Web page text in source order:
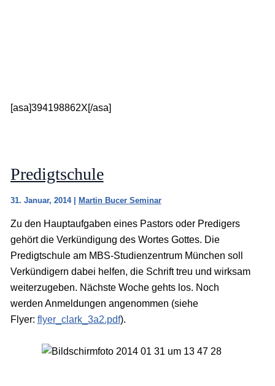
[asa]394198862X[/asa]
Predigtschule
31. Januar, 2014 Martin Bucer Seminar
Zu den Hauptaufgaben eines Pastors oder Predigers
gehört die Verkündigung des Wortes Gottes. Die
Predigtschule am MBS-Studienzentrum München soll
Verkündigern dabei helfen, die Schrift treu und wirksam
weiterzugeben. Nächste Woche gehts los. Noch
werden Anmeldungen angenommen (siehe
Flyer: flyer_clark_3a2.pdf).